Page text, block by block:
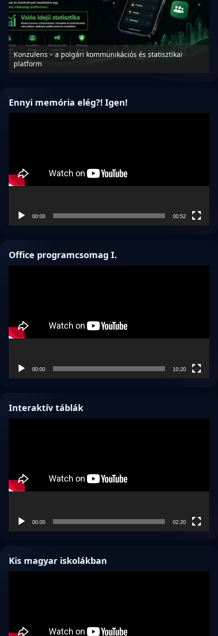
Konzulens – a polgári kommunikációs és statisztikai
platform
Ennyi memória elég?! Igen!
00:00 00:52
Office programcsomag I.
00:00 10:20
Interaktív táblák
00:00 02:20
Kis magyar iskolákban